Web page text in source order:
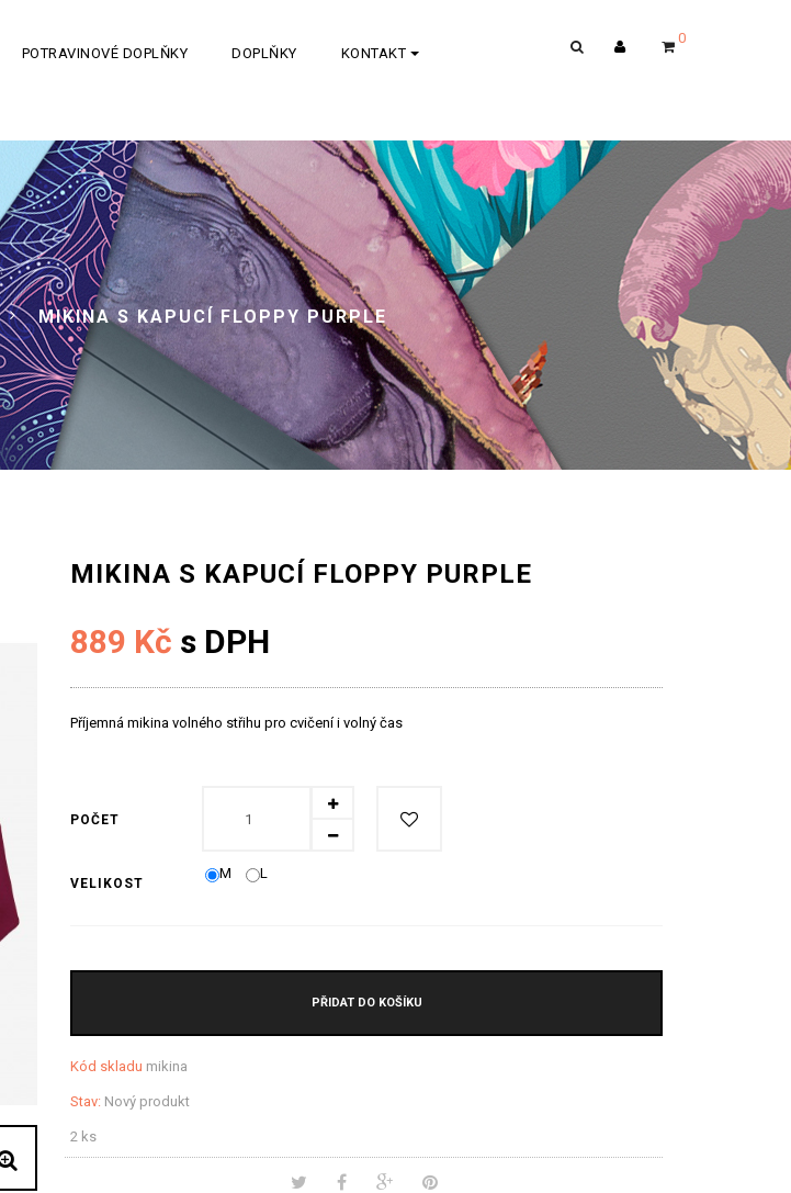
POTRAVINOVÉ DOPLŇKY DOPLŇKY KONTAKT
0
> MIKINA S KAPUCÍ FLOPPY PURPLE
MIKINA S KAPUCÍ FLOPPY PURPLE
889 Kč s DPH
Příjemná mikina volného střihu pro cvičení i volný čas
POČET
VELIKOST
M L
PŘIDAT DO KOŠÍKU
Kód skladu mikina
Stav: Nový produkt
2 ks